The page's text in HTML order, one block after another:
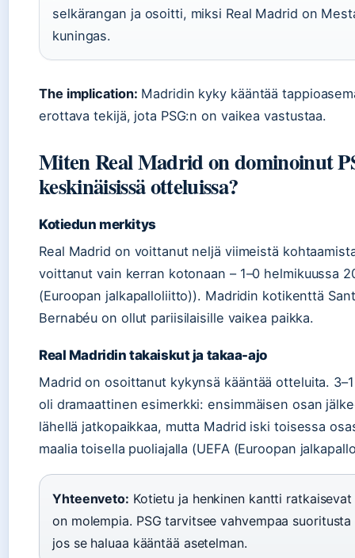
selkärangan ja osoitti, miksi Real Madrid on
kuningas.
The implication: Madridin kyky kääntää
erottava tekijä, jota PSG:n on vaikea vastustaa.
Miten Real Madrid on dominoinut
keskinäisissä otteluissa?
Kotiedun merkitys
Real Madrid on voittanut neljä viimeistä
voittanut vain kerran kotonaan – 1–0 helmikuussa
(Euroopan jalkapalloliitto)). Madridin kotikenttä
Bernabéu on ollut pariisilaisille vaikea paikka.
Real Madridin takaiskut ja takaa-ajo
Madrid on osoittanut kykynsä kääntää otteluita.
oli dramaattinen esimerkki: ensimmäisen osan
lähellä jatkopaikkaa, mutta Madrid iski toisessa
maalia toisella puoliajalla (UEFA (Euroopan
Yhteenveto: Kotietu ja henkinen kantti
on molempia. PSG tarvitsee vahvempaa suoritusta
jos se haluaa kääntää asetelman.